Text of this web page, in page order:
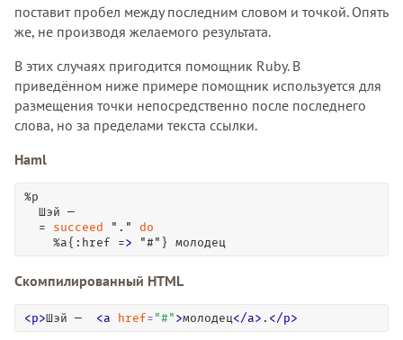
поставит пробел между последним словом и точкой. Опять
же, не производя желаемого результата.
В этих случаях пригодится помощник Ruby. В
приведённом ниже примере помощник используется для
размещения точки непосредственно после последнего
слова, но за пределами текста ссылки.
Haml
%p
  Шэй —
  =
succeed "." do
    %a{:href =
> "#"} молодец
Скомпилированный HTML
<p>Шэй — <a href= "#" >молодец</a> . </p>